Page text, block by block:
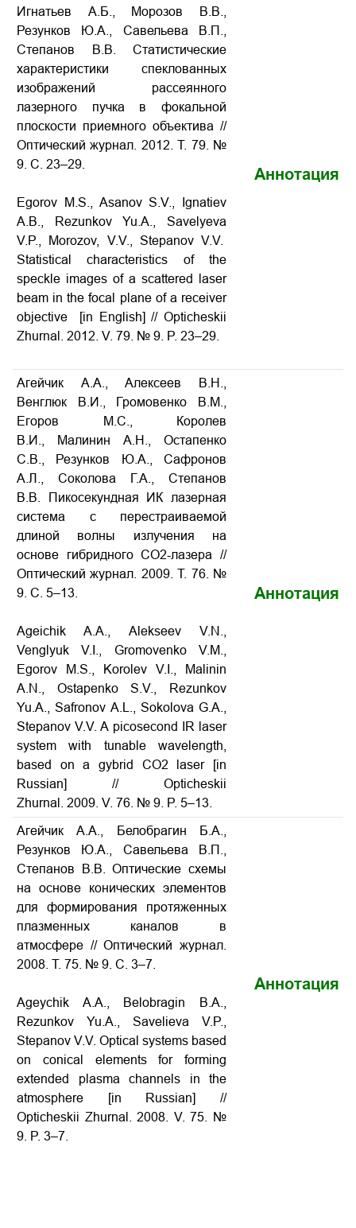
Игнатьев А.Б., Морозов В.В.,
Резунков Ю.А., Савельева В.П.,
Степанов В.В. Статистические
характеристики спеклованных
изображений рассеянного
лазерного пучка в фокальной
плоскости приемного объектива //
Оптический журнал. 2012. Т. 79. №
9. С. 23–29.
Egorov M.S., Asanov S.V., Ignatiev
A.B., Rezunkov Yu.A., Savelyeva
V.P., Morozov, V.V., Stepanov V.V.
Statistical characteristics of the
speckle images of a scattered laser
beam in the focal plane of a receiver
objective [in English] // Opticheskii
Zhurnal. 2012. V. 79. № 9. P. 23–29.
Аннотация
Агейчик А.А., Алексеев В.Н.,
Венглюк В.И., Громовенко В.М.,
Егоров М.С., Королев
В.И., Малинин А.Н., Остапенко
С.В., Резунков Ю.А., Сафронов
А.Л., Соколова Г.А., Степанов
В.В. Пикосекундная ИК лазерная
система с перестраиваемой
длиной волны излучения на
основе гибридного СО2-лазера //
Оптический журнал. 2009. Т. 76. №
9. С. 5–13.
Ageichik A.A., Alekseev V.N.,
Venglyuk V.I., Gromovenko V.M.,
Egorov M.S., Korolev V.I., Malinin
A.N., Ostapenko S.V., Rezunkov
Yu.A., Safronov A.L., Sokolova G.A.,
Stepanov V.V. A picosecond IR laser
system with tunable wavelength,
based on a gybrid CO2 laser [in
Russian] // Opticheskii
Zhurnal. 2009. V. 76. № 9. P. 5–13.
Аннотация
Агейчик А.А., Белобрагин Б.А.,
Резунков Ю.А., Савельева В.П.,
Степанов В.В. Оптические схемы
на основе конических элементов
для формирования протяженных
плазменных каналов в
атмосфере // Оптический журнал.
2008. Т. 75. № 9. С. 3–7.
Ageychik A.A., Belobragin B.A.,
Rezunkov Yu.A., Savelieva V.P.,
Stepanov V.V. Optical systems based
on conical elements for forming
extended plasma channels in the
atmosphere [in Russian] //
Opticheskii Zhurnal. 2008. V. 75. №
9. P. 3–7.
Аннотация